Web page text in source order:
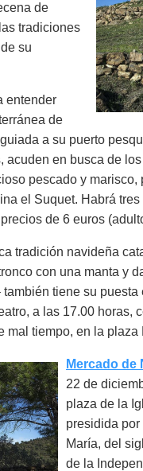
de
tradiciones
su
entender
de
a su puerto
en busca de
pescado y marisco,
el Suquet. Habrá
de 6 euros
tradición navideña
con una manta y
también tiene su
a las 17.00 horas,
mal tiempo, en la
Mercado de
22 de
plaza de la
presidida
María, del
de la